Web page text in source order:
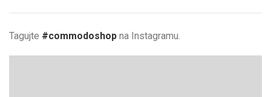
Tagujte #commodoshop na Instagramu.